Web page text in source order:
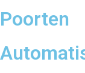
Poorten